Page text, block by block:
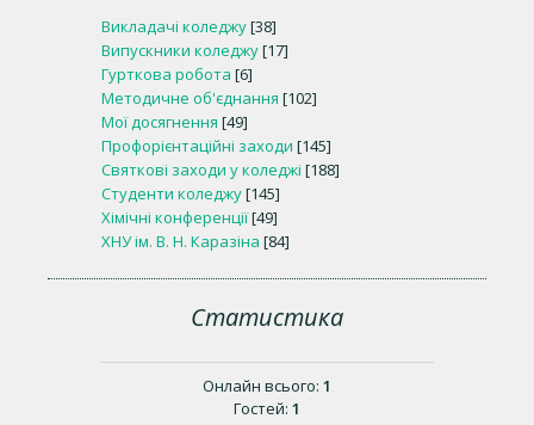
Викладачі коледжу[38]
Випускники коледжу[17]
Гурткова робота [6]
Методичне об'єднання [102]
Мої досягнення [49]
Профорієнтаційні заходи [145]
Святкові заходи у коледжі [188]
Студенти коледжу[145]
Хімічні конференції[49]
ХНУ ім. В. Н. Каразіна [84]
Статистика
Онлайн всього: 1
Гостей: 1